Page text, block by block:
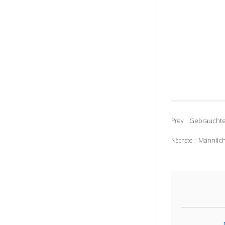
Prev :
Nächste :